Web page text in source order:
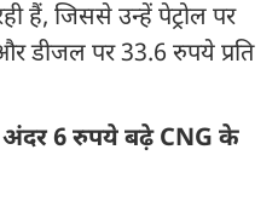
हैं, जिससे उन्हें पेट्रोल पर
डीजल पर 33.6 रुपये प्रति
अंदर 6 रुपये बढ़े CNG के